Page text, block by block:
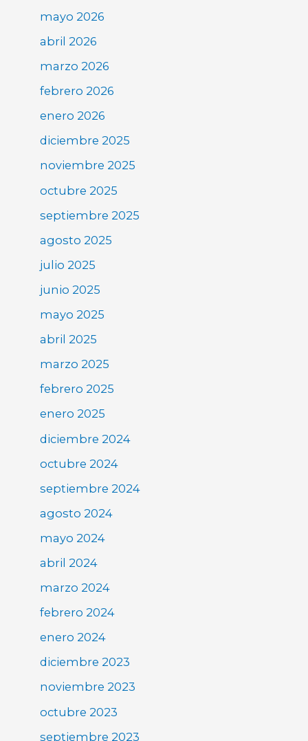
mayo 2026
abril 2026
marzo 2026
febrero 2026
enero 2026
diciembre 2025
noviembre 2025
octubre 2025
septiembre 2025
agosto 2025
julio 2025
junio 2025
mayo 2025
abril 2025
marzo 2025
febrero 2025
enero 2025
diciembre 2024
octubre 2024
septiembre 2024
agosto 2024
mayo 2024
abril 2024
marzo 2024
febrero 2024
enero 2024
diciembre 2023
noviembre 2023
octubre 2023
septiembre 2023